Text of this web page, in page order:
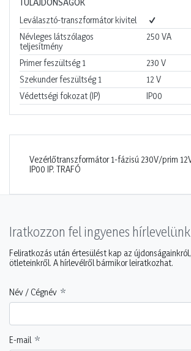
TULAJDONSÁGOK
Leválasztó-transzformátor kivitel
Névleges látszólagos
teljesítmény
250 VA
Primer feszültség 1 230 V
Szekunder feszültség 1
12 V
Védettségi fokozat (IP)
IP00
Vezérlőtranszformátor 1-fázisú 230V/prim
IP00 IP. TRAFÓ
Iratkozzon fel ingyenes
Feliratkozás után értesülést kap az
ötleteinkről. A hírlevélről bármikor leiratkozhat.
Név / Cégnév
E-mail